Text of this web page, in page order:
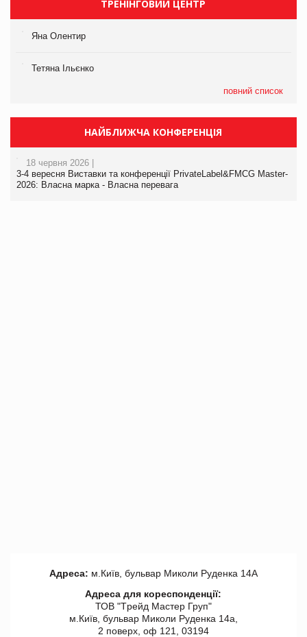
ТРЕНІНГОВИЙ ЦЕНТР
Яна Олентир
Тетяна Ільєнко
повний список
НАЙБЛИЖЧА КОНФЕРЕНЦІЯ
18 червня 2026 |
3-4 вересня Виставки та конференції PrivateLabel&FMCG Master-
2026: Власна марка - Власна перевага
Адреса: м.Київ, бульвар Миколи Руденка 14А
Адреса для кореспонденції:
ТОВ "Tрейд Мастер Груп"
м.Київ, бульвар Миколи Руденка 14а,
2 поверх, оф 121, 03194